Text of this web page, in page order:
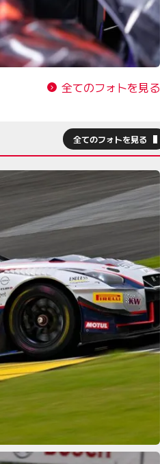
全てのフォトを見る
全てのフォトを見る